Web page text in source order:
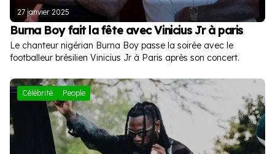
27 janvier 2025
Burna Boy fait la fête avec Vinicius Jr à paris
Le chanteur nigérian Burna Boy passe la soirée avec le
footballeur brésilien Vinicius Jr à Paris après son concert.
Célébrité People